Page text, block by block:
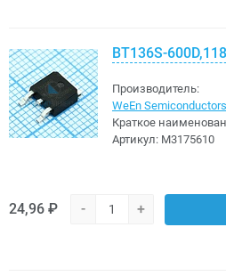
BT136S-
Производитель:
WeEn
Краткое
Артикул: M3175610
24,96 ₽ - +